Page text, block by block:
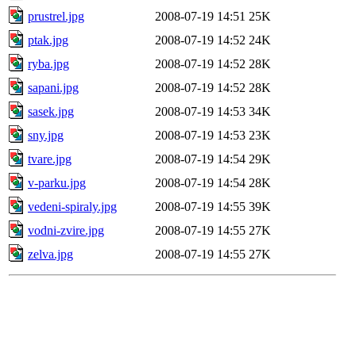
prustrel.jpg
2008-07-19 14:51 25K
ptak.jpg
2008-07-19 14:52 24K
ryba.jpg
2008-07-19 14:52 28K
sapani.jpg
2008-07-19 14:52 28K
sasek.jpg
2008-07-19 14:53 34K
sny.jpg
2008-07-19 14:53 23K
tvare.jpg
2008-07-19 14:54 29K
v-parku.jpg
2008-07-19 14:54 28K
vedeni-spiraly.jpg
2008-07-19 14:55 39K
vodni-zvire.jpg
2008-07-19 14:55 27K
zelva.jpg
2008-07-19 14:55 27K